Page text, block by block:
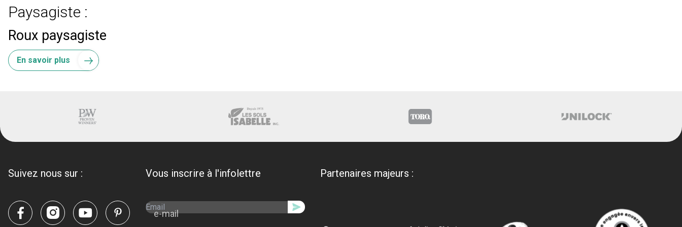
Paysagiste :
Roux paysagiste
En savoir plus
Suivez nous sur : Vous inscrire à l'infolettre
e-mail
Partenaires majeurs :